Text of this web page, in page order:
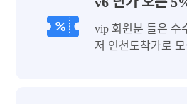
vip 회원분 들은 수
저 인천도착가로